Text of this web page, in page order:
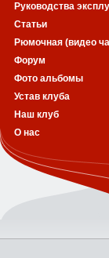
Руководства
Статьи
Рюмочная (видео
Форум
Фото альбомы
Устав клуба
Наш клуб
О нас